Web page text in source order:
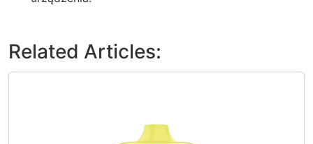
Related Articles: